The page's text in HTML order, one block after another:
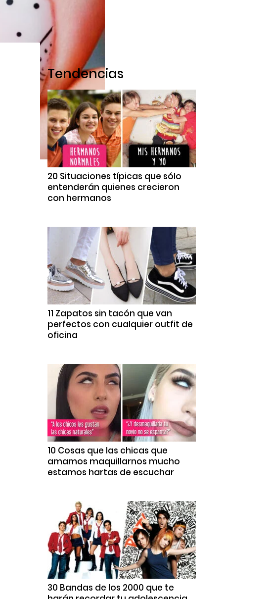
Tendencias
20 Situaciones típicas que sólo
entenderán quienes crecieron
con hermanos
11 Zapatos sin tacón que van
perfectos con cualquier outfit de
oficina
10 Cosas que las chicas que
amamos maquillarnos mucho
estamos hartas de escuchar
30 Bandas de los 2000 que te